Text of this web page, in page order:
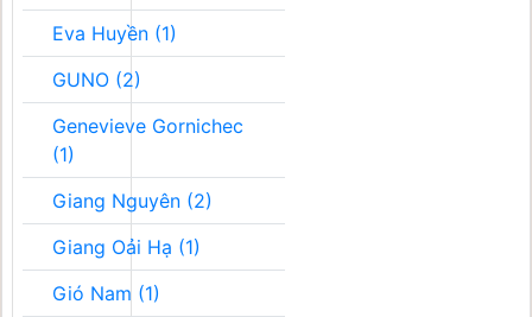
Eva Huyền (1)
GUNO (2)
Genevieve Gornichec
(1)
Giang Nguyên (2)
Giang Oải Hạ (1)
Gió Nam (1)